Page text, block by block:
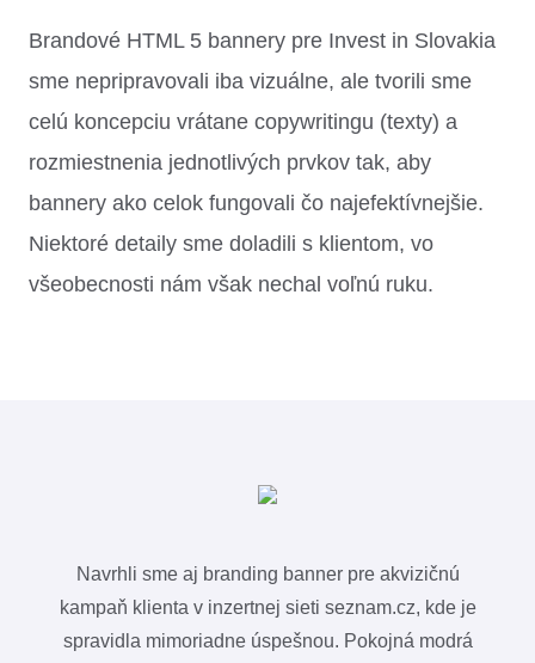
Brandové HTML 5 bannery pre Invest in Slovakia
sme nepripravovali iba vizuálne, ale tvorili sme
celú koncepciu vrátane copywritingu (texty) a
rozmiestnenia jednotlivých prvkov tak, aby
bannery ako celok fungovali čo najefektívnejšie.
Niektoré detaily sme doladili s klientom, vo
všeobecnosti nám však nechal voľnú ruku.
Navrhli sme aj branding banner pre akvizičnú
kampaň klienta v inzertnej sieti seznam.cz, kde je
spravidla mimoriadne úspešnou. Pokojná modrá